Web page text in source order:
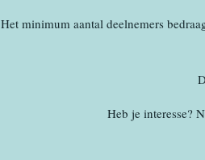
Het minimum aantal deelnemers
Heb je interesse?